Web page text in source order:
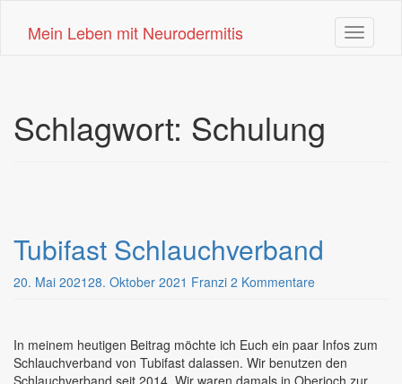
Mein Leben mit Neurodermitis Toggle
Schlagwort: Schulung
Tubifast Schlauchverband
20. Mai 202128. Oktober 2021 Franzi 2 Kommentare
In meinem heutigen Beitrag möchte ich Euch ein paar Infos zum
Schlauchverband von Tubifast dalassen. Wir benutzen den
Schlauchverband seit 2014. Wir waren damals in Oberjoch zur